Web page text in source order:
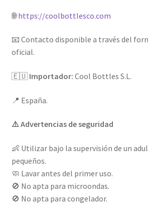
🌐https://coolbottlesco.com
📧 Contacto disponible a través del
oficial.
🇪🇺 Importador: Cool Bottles S.L.
📍 España.
⚠️ Advertencias de seguridad
👶 Utilizar bajo la supervisión de un
pequeños.
🧼 Lavar antes del primer uso.
🚫 No apta para microondas.
🚫 No apta para congelador.